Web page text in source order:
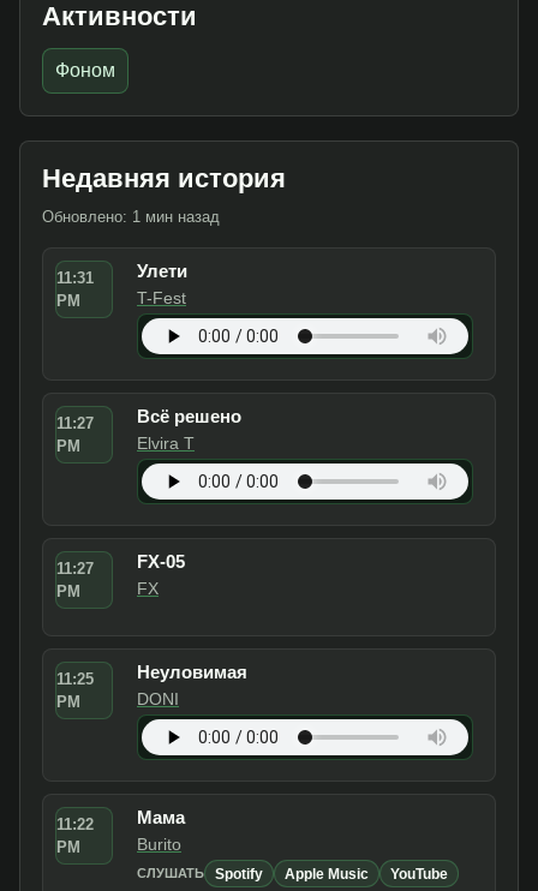
Активности
Фоном
Недавняя история
Обновлено: 1 мин назад
11:31
PM
Улети
T-Fest
11:27
PM
Всё решено
Elvira T
11:27
PM
FX-05
FX
11:25
PM
Неуловимая
DONI
11:22
PM
Мама
Burito
СЛУШАТЬ Spotify Apple Music YouTube